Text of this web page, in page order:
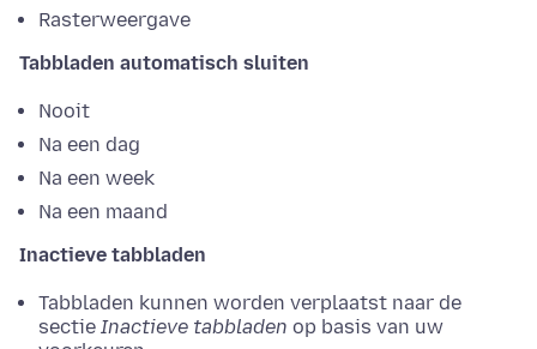
Rasterweergave
Tabbladen automatisch sluiten
Nooit
Na een dag
Na een week
Na een maand
Inactieve tabbladen
Tabbladen kunnen worden verplaatst naar de
sectie Inactieve tabbladen op basis van uw